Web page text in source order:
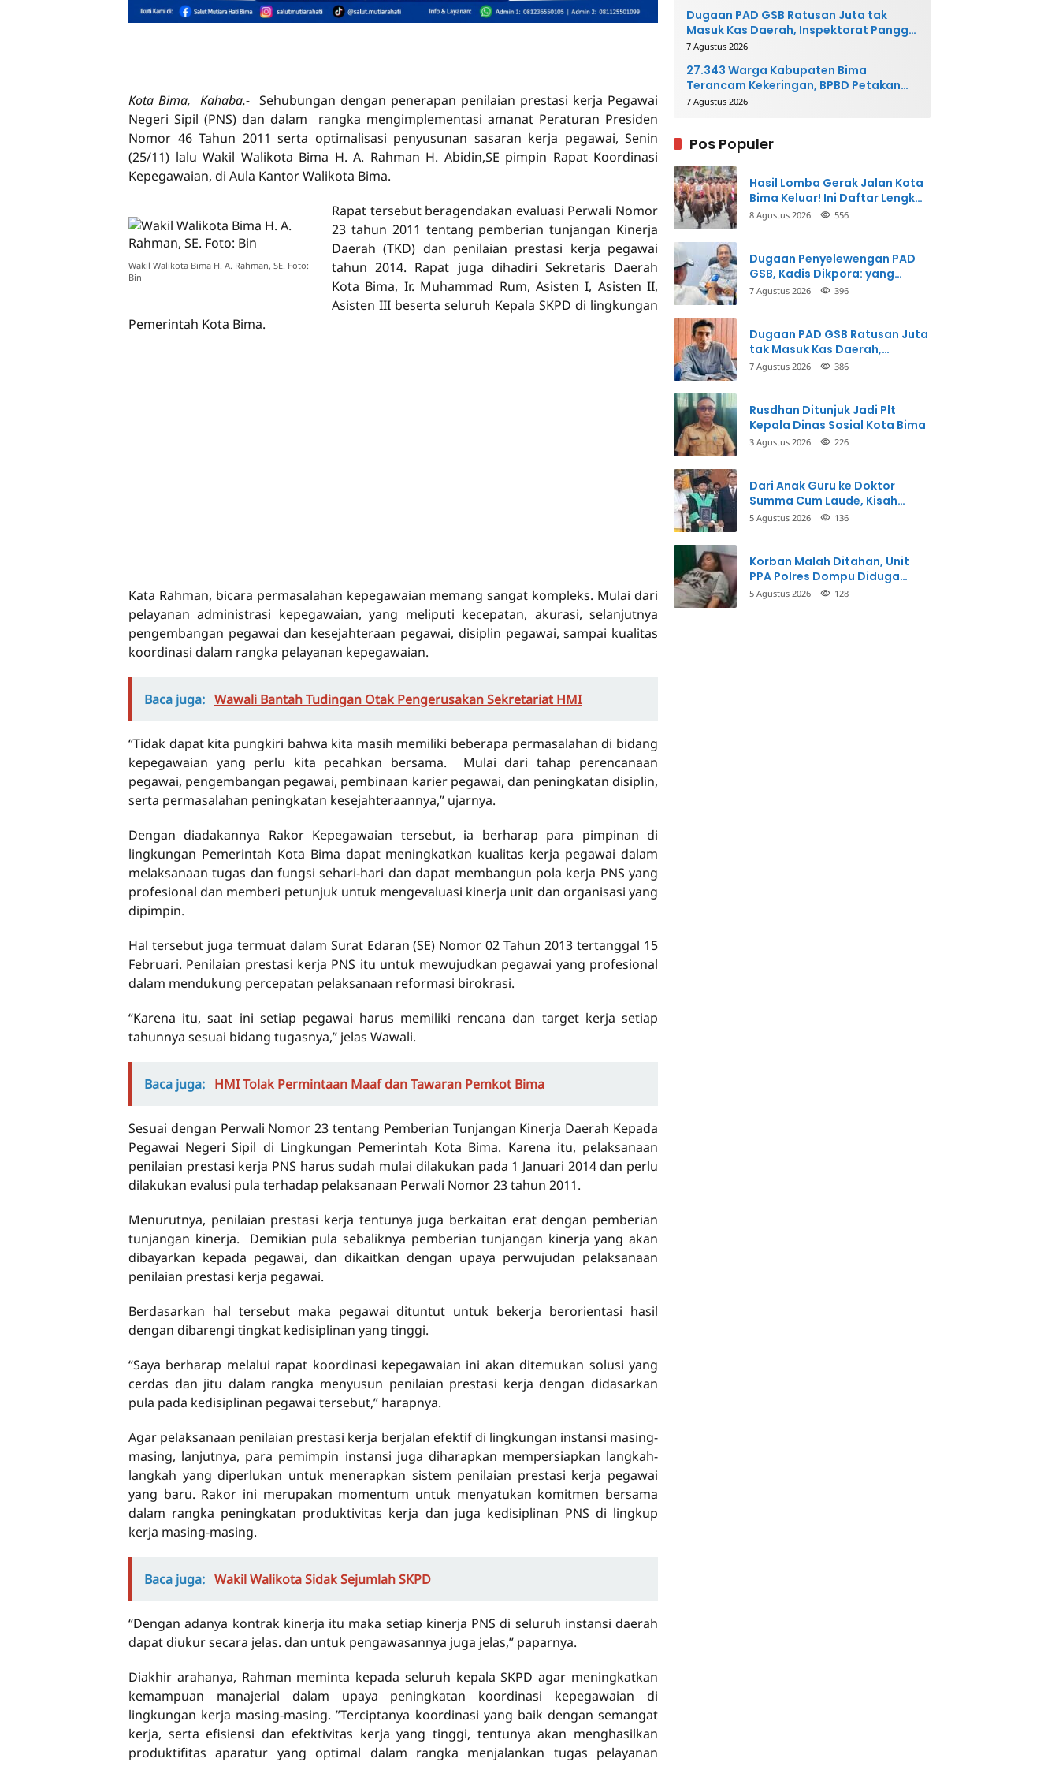
Kota Bima, Kahaba.- Sehubungan dengan penerapan penilaian prestasi kerja Pegawai
Negeri Sipil (PNS) dan dalam rangka mengimplementasi amanat Peraturan Presiden
Nomor 46 Tahun 2011 serta optimalisasi penyusunan sasaran kerja pegawai, Senin
(25/11) lalu Wakil Walikota Bima H. A. Rahman H. Abidin,SE pimpin Rapat Koordinasi
Kepegawaian, di Aula Kantor Walikota Bima.
Wakil Walikota Bima H. A. Rahman, SE. Foto:
Bin
Rapat tersebut beragendakan evaluasi Perwali Nomor
23 tahun 2011 tentang pemberian tunjangan Kinerja
Daerah (TKD) dan penilaian prestasi kerja pegawai
tahun 2014. Rapat juga dihadiri Sekretaris Daerah
Kota Bima, Ir. Muhammad Rum, Asisten I, Asisten II,
Asisten III beserta seluruh Kepala SKPD di lingkungan
Pemerintah Kota Bima.
Kata Rahman, bicara permasalahan kepegawaian memang sangat kompleks. Mulai dari
pelayanan administrasi kepegawaian, yang meliputi kecepatan, akurasi, selanjutnya
pengembangan pegawai dan kesejahteraan pegawai, disiplin pegawai, sampai kualitas
koordinasi dalam rangka pelayanan kepegawaian.
Baca juga: Wawali Bantah Tudingan Otak Pengerusakan Sekretariat HMI
“Tidak dapat kita pungkiri bahwa kita masih memiliki beberapa permasalahan di bidang
kepegawaian yang perlu kita pecahkan bersama. Mulai dari tahap perencanaan
pegawai, pengembangan pegawai, pembinaan karier pegawai, dan peningkatan disiplin,
serta permasalahan peningkatan kesejahteraannya,” ujarnya.
Dengan diadakannya Rakor Kepegawaian tersebut, ia berharap para pimpinan di
lingkungan Pemerintah Kota Bima dapat meningkatkan kualitas kerja pegawai dalam
melaksanaan tugas dan fungsi sehari-hari dan dapat membangun pola kerja PNS yang
profesional dan memberi petunjuk untuk mengevaluasi kinerja unit dan organisasi yang
dipimpin.
Hal tersebut juga termuat dalam Surat Edaran (SE) Nomor 02 Tahun 2013 tertanggal 15
Februari. Penilaian prestasi kerja PNS itu untuk mewujudkan pegawai yang profesional
dalam mendukung percepatan pelaksanaan reformasi birokrasi.
“Karena itu, saat ini setiap pegawai harus memiliki rencana dan target kerja setiap
tahunnya sesuai bidang tugasnya,” jelas Wawali.
Baca juga: HMI Tolak Permintaan Maaf dan Tawaran Pemkot Bima
Sesuai dengan Perwali Nomor 23 tentang Pemberian Tunjangan Kinerja Daerah Kepada
Pegawai Negeri Sipil di Lingkungan Pemerintah Kota Bima. Karena itu, pelaksanaan
penilaian prestasi kerja PNS harus sudah mulai dilakukan pada 1 Januari 2014 dan perlu
dilakukan evalusi pula terhadap pelaksanaan Perwali Nomor 23 tahun 2011.
Menurutnya, penilaian prestasi kerja tentunya juga berkaitan erat dengan pemberian
tunjangan kinerja. Demikian pula sebaliknya pemberian tunjangan kinerja yang akan
dibayarkan kepada pegawai, dan dikaitkan dengan upaya perwujudan pelaksanaan
penilaian prestasi kerja pegawai.
Berdasarkan hal tersebut maka pegawai dituntut untuk bekerja berorientasi hasil
dengan dibarengi tingkat kedisiplinan yang tinggi.
“Saya berharap melalui rapat koordinasi kepegawaian ini akan ditemukan solusi yang
cerdas dan jitu dalam rangka menyusun penilaian prestasi kerja dengan didasarkan
pula pada kedisiplinan pegawai tersebut,” harapnya.
Agar pelaksanaan penilaian prestasi kerja berjalan efektif di lingkungan instansi masing-
masing, lanjutnya, para pemimpin instansi juga diharapkan mempersiapkan langkah-
langkah yang diperlukan untuk menerapkan sistem penilaian prestasi kerja pegawai
yang baru. Rakor ini merupakan momentum untuk menyatukan komitmen bersama
dalam rangka peningkatan produktivitas kerja dan juga kedisiplinan PNS di lingkup
kerja masing-masing.
Baca juga: Wakil Walikota Sidak Sejumlah SKPD
“Dengan adanya kontrak kinerja itu maka setiap kinerja PNS di seluruh instansi daerah
dapat diukur secara jelas. dan untuk pengawasannya juga jelas,” paparnya.
Diakhir arahanya, Rahman meminta kepada seluruh kepala SKPD agar meningkatkan
kemampuan manajerial dalam upaya peningkatan koordinasi kepegawaian di
lingkungan kerja masing-masing. ”Terciptanya koordinasi yang baik dengan semangat
kerja, serta efisiensi dan efektivitas kerja yang tinggi, tentunya akan menghasilkan
produktifitas aparatur yang optimal dalam rangka menjalankan tugas pelayanan
Dugaan PAD GSB Ratusan Juta tak
Masuk Kas Daerah, Inspektorat Panggil
Pihak Terkait
7 Agustus 2026
27.343 Warga Kabupaten Bima
Terancam Kekeringan, BPBD Petakan
40 Desa Rawan
7 Agustus 2026
Pos Populer
Hasil Lomba Gerak Jalan Kota
Bima Keluar! Ini Daftar Lengkap
Para Juara
8 Agustus 2026 556
Dugaan Penyelewengan PAD
GSB, Kadis Dikpora: yang
Bersangkutan Akui
7 Agustus 2026 396
Dugaan PAD GSB Ratusan Juta
tak Masuk Kas Daerah,
Inspektorat Panggil Pihak
7 Agustus 2026 386
Rusdhan Ditunjuk Jadi Plt
Kepala Dinas Sosial Kota Bima
3 Agustus 2026 226
Dari Anak Guru ke Doktor
Summa Cum Laude, Kisah
Taman Firdaus Menginspirasi
5 Agustus 2026 136
Korban Malah Ditahan, Unit
PPA Polres Dompu Diduga
Balikkan Fakta Kasus
5 Agustus 2026 128